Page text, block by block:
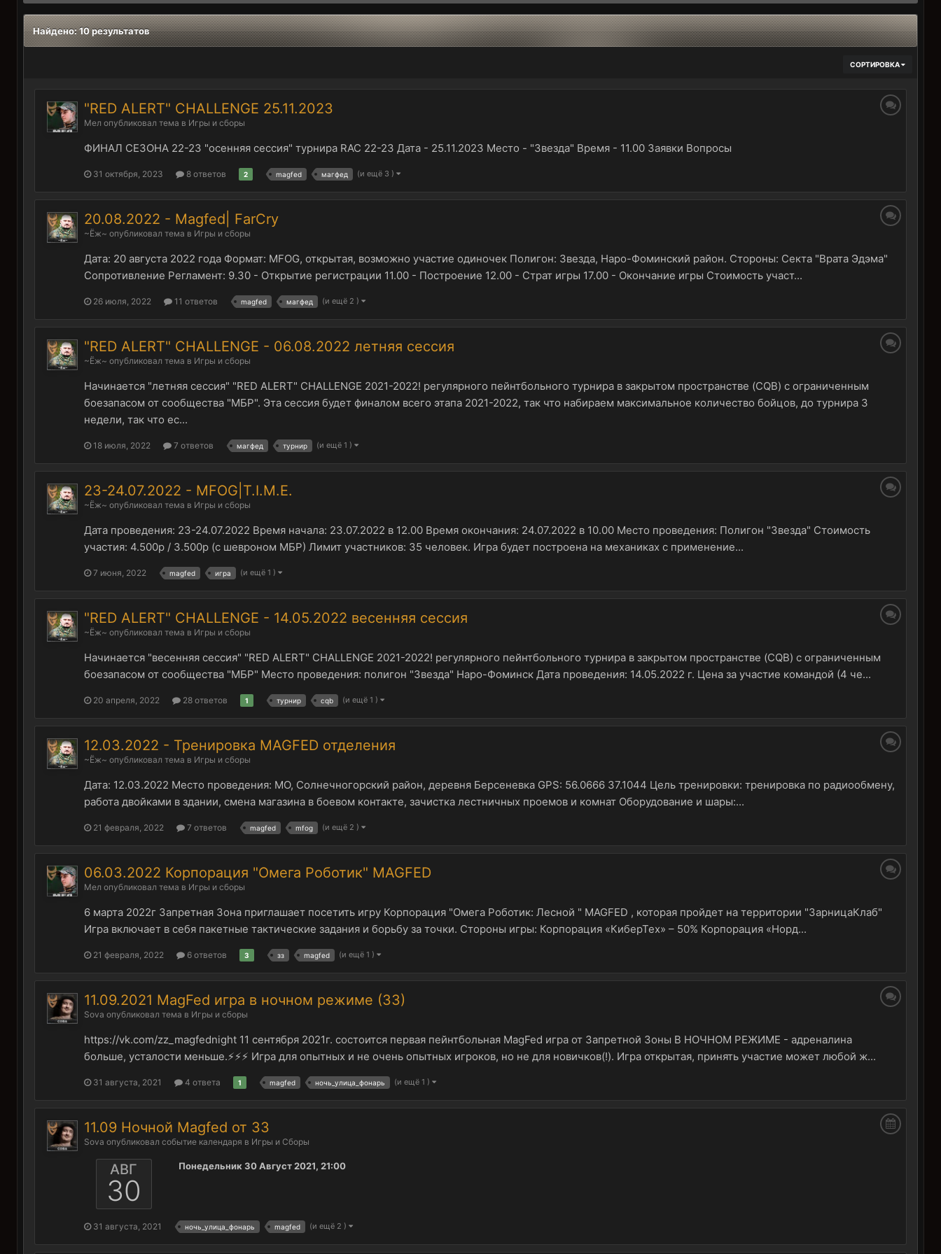
Найдено: 10 результатов
СОРТИРОВКА
"RED ALERT" CHALLENGE 25.11.2023
Мел опубликовал тема в Игры и сборы
ФИНАЛ СЕЗОНА 22-23 "осенняя сессия" турнира RAC 22-23 Дата - 25.11.2023 Место - "Звезда" Время - 11.00 Заявки Вопросы
31 октября, 2023 8 ответов 2 magfed магфед (и ещё 3 )
20.08.2022 - Magfed| FarCry
~Ёж~ опубликовал тема в Игры и сборы
Дата: 20 августа 2022 года Формат: MFOG, открытая, возможно участие одиночек Полигон: Звезда, Наро-Фоминский район. Стороны: Секта "Врата Эдэма"
Сопротивление Регламент: 9.30 - Открытие регистрации 11.00 - Построение 12.00 - Страт игры 17.00 - Окончание игры Стоимость участ...
26 июля, 2022 11 ответов magfed магфед (и ещё 2 )
"RED ALERT" CHALLENGE - 06.08.2022 летняя сессия
~Ёж~ опубликовал тема в Игры и сборы
Начинается "летняя сессия" "RED ALERT" CHALLENGE 2021-2022! регулярного пейнтбольного турнира в закрытом пространстве (CQB) с ограниченным
боезапасом от сообщества "МБР". Эта сессия будет финалом всего этапа 2021-2022, так что набираем максимальное количество бойцов, до турнира 3
недели, так что ес...
18 июля, 2022 7 ответов магфед турнир (и ещё 1 )
23-24.07.2022 - MFOG|T.I.M.E.
~Ёж~ опубликовал тема в Игры и сборы
Дата проведения: 23-24.07.2022 Время начала: 23.07.2022 в 12.00 Время окончания: 24.07.2022 в 10.00 Место проведения: Полигон "Звезда" Стоимость
участия: 4.500р / 3.500р (с шевроном МБР) Лимит участников: 35 человек. Игра будет построена на механиках с применение...
7 июня, 2022 magfed игра (и ещё 1 )
"RED ALERT" CHALLENGE - 14.05.2022 весенняя сессия
~Ёж~ опубликовал тема в Игры и сборы
Начинается "весенняя сессия" "RED ALERT" CHALLENGE 2021-2022! регулярного пейнтбольного турнира в закрытом пространстве (CQB) с ограниченным
боезапасом от сообщества "МБР" Место проведения: полигон "Звезда" Наро-Фоминск Дата проведения: 14.05.2022 г. Цена за участие командой (4 че...
20 апреля, 2022 28 ответов 1 турнир cqb (и ещё 1 )
12.03.2022 - Тренировка MAGFED отделения
~Ёж~ опубликовал тема в Игры и сборы
Дата: 12.03.2022 Место проведения: МО, Солнечногорский район, деревня Берсеневка GPS: 56.0666 37.1044 Цель тренировки: тренировка по радиообмену,
работа двойками в здании, смена магазина в боевом контакте, зачистка лестничных проемов и комнат Оборудование и шары:...
21 февраля, 2022 7 ответов magfed mfog (и ещё 2 )
06.03.2022 Корпорация "Омега Роботик" MAGFED
Мел опубликовал тема в Игры и сборы
6 марта 2022г Запретная Зона приглашает посетить игру Корпорация "Омега Роботик: Лесной " MAGFED , которая пройдет на территории "ЗарницаКлаб"
Игра включает в себя пакетные тактические задания и борьбу за точки. Стороны игры: Корпорация «КиберТех» – 50% Корпорация «Норд...
21 февраля, 2022 6 ответов 3 зз magfed (и ещё 1 )
11.09.2021 MagFed игра в ночном режиме (ЗЗ)
Sova опубликовал тема в Игры и сборы
https://vk.com/zz_magfednight 11 сентября 2021г. состоится первая пейнтбольная MagFed игра от Запретной Зоны В НОЧНОМ РЕЖИМЕ - адреналина
больше, усталости меньше.⚡⚡⚡ Игра для опытных и не очень опытных игроков, но не для новичков(!). Игра открытая, принять участие может любой ж...
31 августа, 2021 4 ответа 1 magfed ночь_улица_фонарь (и ещё 1 )
11.09 Ночной Magfed от ЗЗ
Sova опубликовал событие календаря в Игры и Сборы
АВГ
30
Понедельник 30 Август 2021, 21:00
31 августа, 2021 ночь_улица_фонарь magfed (и ещё 2 )